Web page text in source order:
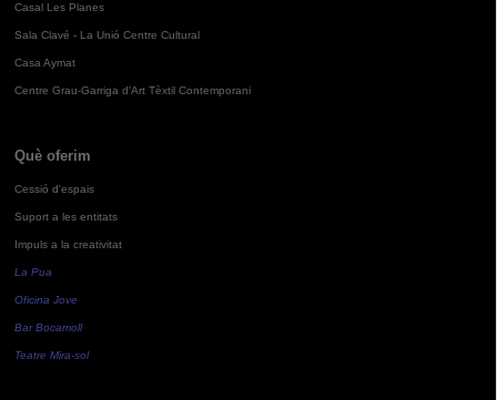
Casal Les Planes
Sala Clavé - La Unió Centre Cultural
Casa Aymat
Centre Grau-Garriga d'Art Tèxtil Contemporani
Què oferim
Cessió d'espais
Suport a les entitats
Impuls a la creativitat
La Pua
Oficina Jove
Bar Bocamoll
Teatre Mira-sol